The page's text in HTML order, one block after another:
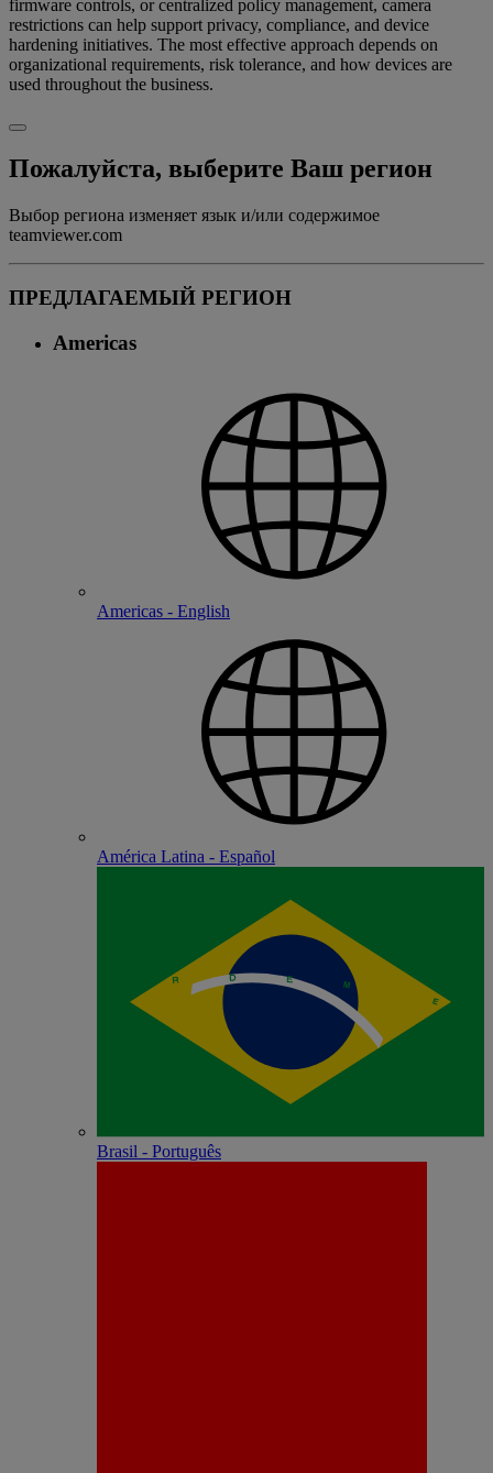
firmware controls, or centralized policy management, camera
restrictions can help support privacy, compliance, and device
hardening initiatives. The most effective approach depends on
organizational requirements, risk tolerance, and how devices are
used throughout the business.
Пожалуйста, выберите Ваш регион
Выбор региона изменяет язык и/или содержимое
teamviewer.com
ПРЕДЛАГАЕМЫЙ РЕГИОН
Americas
Americas - English
América Latina - Español
Brasil - Português